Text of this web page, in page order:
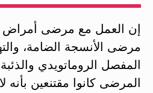
إن العمل مع مرضى أمراض
مرضى الأنسجة الضامة،
المفصل الروماتويدي
المرضى كانوا مقتنعين بأنه